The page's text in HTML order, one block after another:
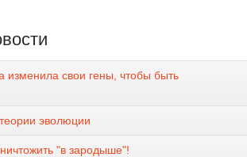
свои гены, чтобы быть
эволюции
"в зародыше"!